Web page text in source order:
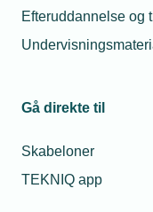
Efteruddannelse og
Gå direkte til
Skabeloner
TEKNIQ app